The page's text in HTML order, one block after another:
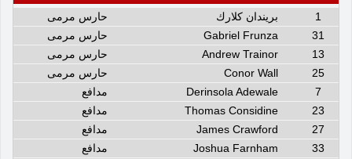
1 بريندان كلارك
حارس مرمى
31
Gabriel Frunza
حارس مرمى
13
Andrew Trainor
حارس مرمى
25
Conor Wall
حارس مرمى
7
Derinsola Adewale
مدافع
23
Thomas Considine
مدافع
27
James Crawford
مدافع
33
Joshua Farnham
مدافع